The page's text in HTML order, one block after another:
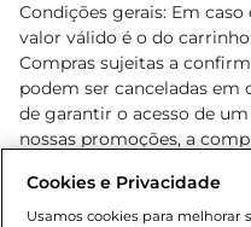
Condições gerais: Em
valor válido é o do
Compras sujeitas a
podem ser canceladas em
de garantir o acesso de
nossas promoções, a
cliente. Os preços, ofertas
o e-commerce e válidos
Cookies e Privacidade
Usamos cookies para melhorar